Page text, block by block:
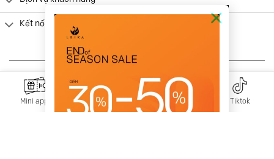
×
Kết nối khách hàng
Copyright 2026 © LEIKA
Mini app Messenger Zalo Tiktok